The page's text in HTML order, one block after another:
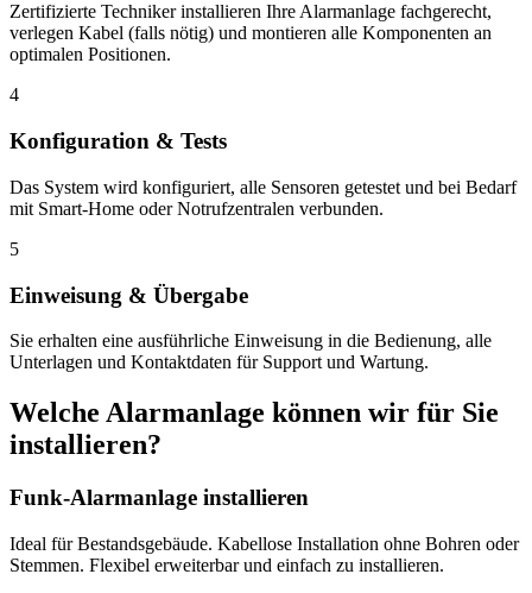
Zertifizierte Techniker installieren Ihre Alarmanlage fachgerecht,
verlegen Kabel (falls nötig) und montieren alle Komponenten an
optimalen Positionen.
4
Konfiguration & Tests
Das System wird konfiguriert, alle Sensoren getestet und bei Bedarf
mit Smart-Home oder Notrufzentralen verbunden.
5
Einweisung & Übergabe
Sie erhalten eine ausführliche Einweisung in die Bedienung, alle
Unterlagen und Kontaktdaten für Support und Wartung.
Welche Alarmanlage können wir für Sie
installieren?
Funk-Alarmanlage installieren
Ideal für Bestandsgebäude. Kabellose Installation ohne Bohren oder
Stemmen. Flexibel erweiterbar und einfach zu installieren.